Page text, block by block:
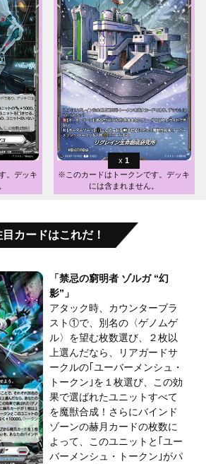
。デッキ
1
※このカードはトークンです。デッキ
には含まれません。
目カードはこれだ！
「禁忌の窮明者 ゾルガ “幻
影”」
アタック時、カウンターブラ
スト①で、別名の〈ゲノムゲ
ル〉を望む枚数選び、２枚以
上選んだなら、リアガードサ
ークルの｢ユーバーメンシュ・
トークン｣を１枚選び、この効
果で選ばれたユニットすべて
を魔獣合成！さらにバインド
ゾーンの赫月カードの枚数に
よって、このユニットと｢ユー
バーメンシュ・トークン｣がパ